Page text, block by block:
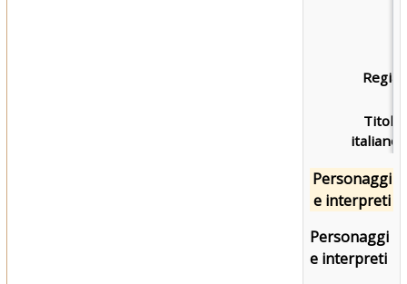
Regia:
Titolo
italiano:
Personaggi
e interpreti
Personaggi
e interpreti